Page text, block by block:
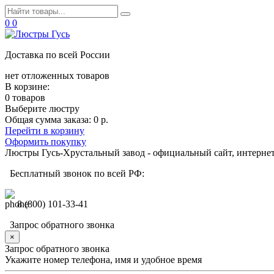
0 0
Доставка по всей России
нет отложенных товаров
В корзине:
0 товаров
Выберите люстру
Общая сумма заказа: 0 р.
Перейти в корзину
Оформить покупку
Люстры Гусь-Хрустальный завод - официальный сайт,
Бесплатный звонок по всей РФ:
8 (800) 101-33-41
Запрос обратного звонка
×
Запрос обратного звонка
Укажите номер телефона, имя и удобное время